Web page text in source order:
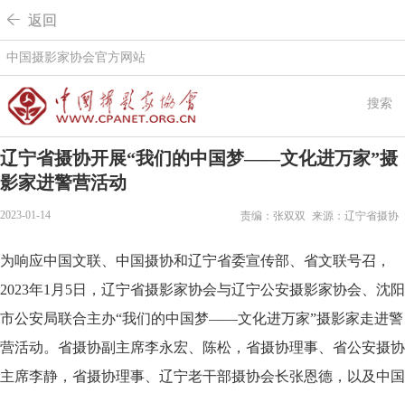
 返回
中国摄影家协会官方网站
搜索
辽宁省摄协开展“我们的中国梦——文化进万家”摄
影家进警营活动
2023-01-14 来源：辽宁省摄协
责编：张双双
为响应中国文联、中国摄协和辽宁省委宣传部、省文联号召，
2023年1月5日，辽宁省摄影家协会与辽宁公安摄影家协会、沈阳
市公安局联合主办“我们的中国梦——文化进万家”摄影家走进警
营活动。省摄协副主席李永宏、陈松，省摄协理事、省公安摄协
主席李静，省摄协理事、辽宁老干部摄协会长张恩德，以及中国